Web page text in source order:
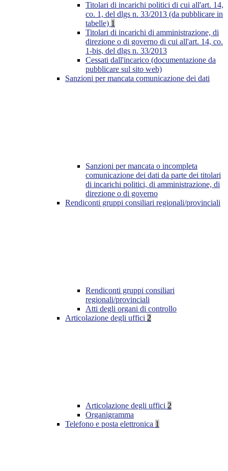
Titolari di incarichi politici di cui all'art. 14,
co. 1, del dlgs n. 33/2013 (da pubblicare in
tabelle) 1
Titolari di incarichi di amministrazione, di
direzione o di governo di cui all'art. 14, co.
1-bis, del dlgs n. 33/2013
Cessati dall'incarico (documentazione da
pubblicare sul sito web)
Sanzioni per mancata comunicazione dei dati
Sanzioni per mancata o incompleta
comunicazione dei dati da parte dei titolari
di incarichi politici, di amministrazione, di
direzione o di governo
Rendiconti gruppi consiliari regionali/provinciali
Rendiconti gruppi consiliari
regionali/provinciali
Atti degli organi di controllo
Articolazione degli uffici 2
Articolazione degli uffici 2
Organigramma
Telefono e posta elettronica 1